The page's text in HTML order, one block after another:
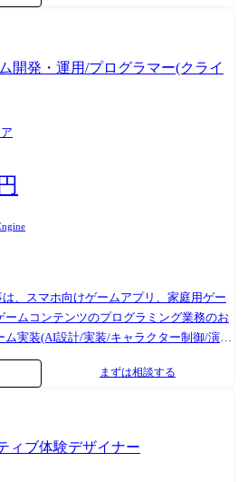
中でも小規模なチー
ュアップ(アニメーションやインタラクシ
で制作するミニゲームの素材作成や演出づ
クトへの異動や、マネジメントへのミッ
開発・運用/プログラマー(クライ
、スマホ向けゲームアプリ、家庭用ゲー
ームコンテンツのプログラミング業務のお
実装(AI設計/実装/キャラクター制御/演出
(UI実装/画面遷移/合成/進化画面実装など)
ゲームエンジン開発 ・プラグイン開発な
衝・その他付随する業務 ※上記クライア
るトップ企業と安定的な取引を行ってお
まずは相談する
ィブ体験デザイナー